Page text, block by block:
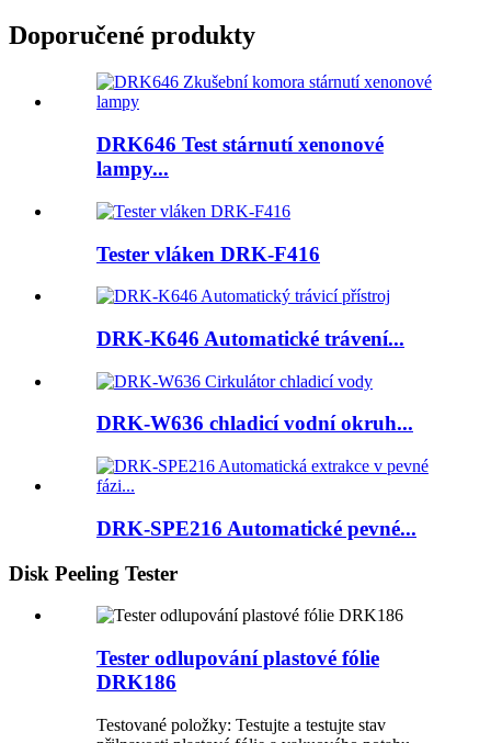
Doporučené produkty
DRK646 Test stárnutí xenonové
lampy...
Tester vláken DRK-F416
DRK-K646 Automatické trávení...
DRK-W636 chladicí vodní okruh...
DRK-SPE216 Automatické pevné...
Disk Peeling Tester
Tester odlupování plastové fólie
DRK186
Testované položky: Testujte a testujte stav